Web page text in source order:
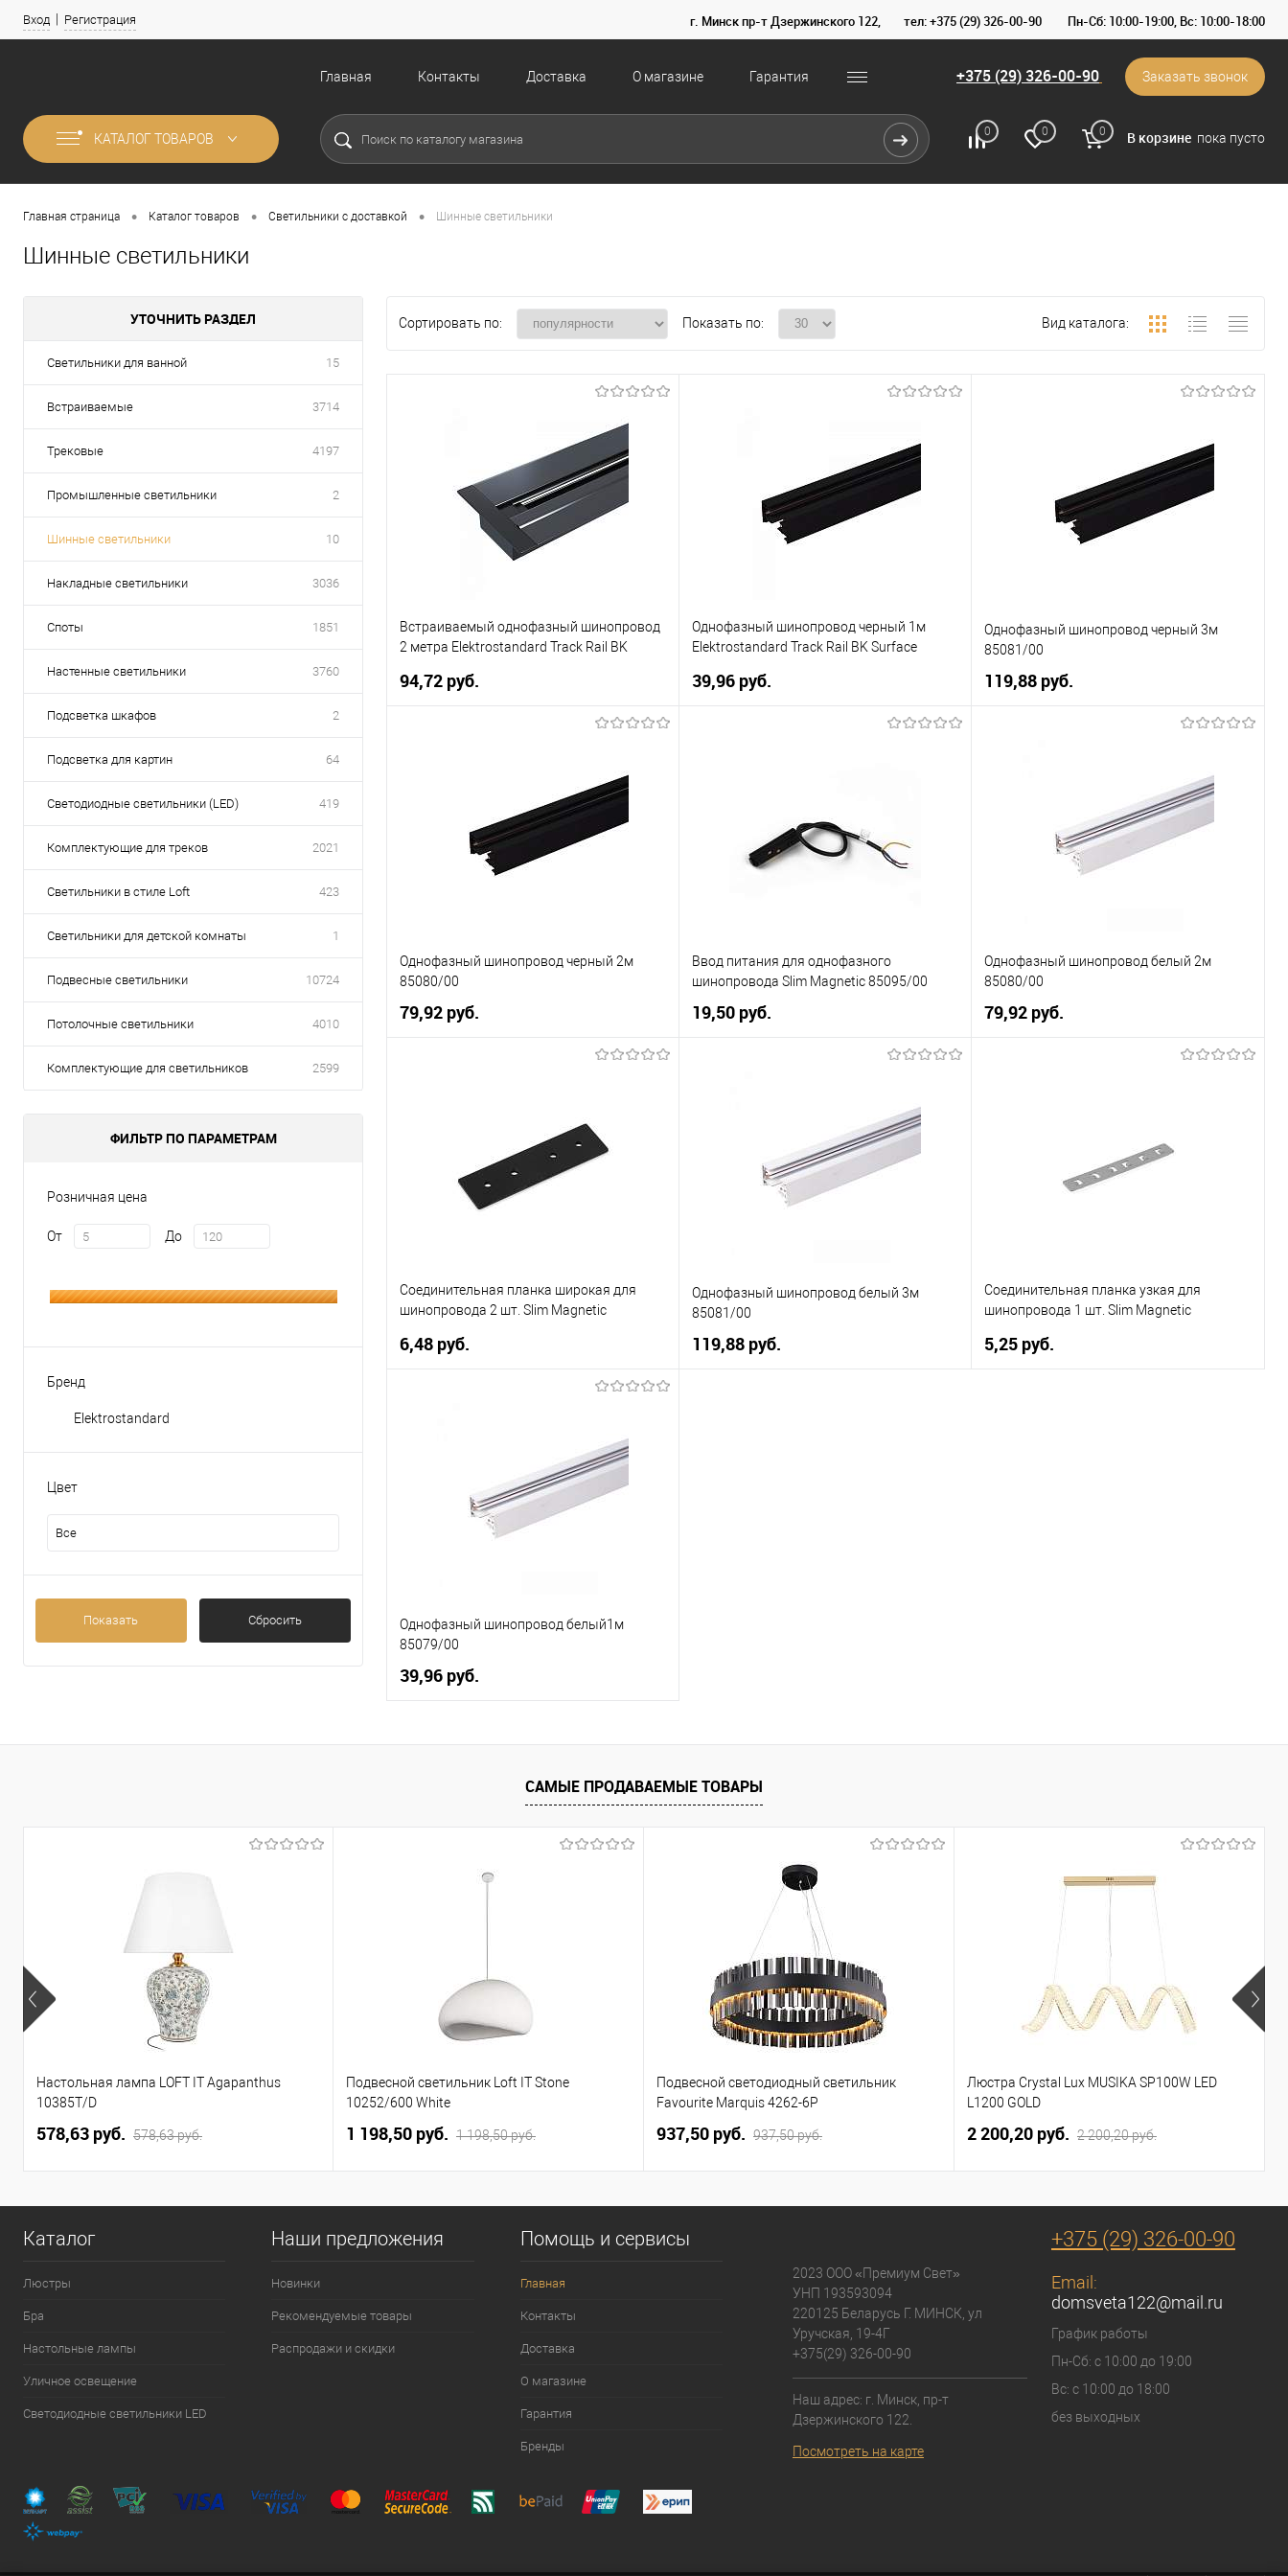
Вход Регистрация г. Минск пр-т Дзержинского 122, тел: +375 (29) 326-00-90 Пн-Сб: 10:00-19:00, Вс: 10:00-18:00
Главная Контакты Доставка О магазине Гарантия +375 (29) 326-00-90 Заказать звонок
КАТАЛОГ ТОВАРОВ 0 0 0 В корзине пока пусто
Главная страница • Каталог товаров • Светильники с доставкой • Шинные светильники
Шинные светильники
УТОЧНИТЬ РАЗДЕЛ
Светильники для ванной 15
Встраиваемые 3714
Трековые 4197
Промышленные светильники 2
Шинные светильники 10
Накладные светильники 3036
Споты 1851
Настенные светильники 3760
Подсветка шкафов 2
Подсветка для картин 64
Светодиодные светильники (LED) 419
Комплектующие для треков 2021
Светильники в стиле Loft 423
Светильники для детской комнаты 1
Подвесные светильники 10724
Потолочные светильники 4010
Комплектующие для светильников 2599
ФИЛЬТР ПО ПАРАМЕТРАМ
Розничная цена
От До
Бренд
Elektrostandard
Цвет
Все
Показать Сбросить
Сортировать по: Показать по: Вид каталога:
Встраиваемый однофазный шинопровод
2 метра Elektrostandard Track Rail BK
94,72 pуб.
К сравнению
Уточняйте
наличие у менеджера
Однофазный шинопровод черный 1м
Elektrostandard Track Rail BK Surface
39,96 pуб.
наличие у менеджера
Однофазный шинопровод черный 3м
85081/00
119,88 pуб.
К сравнению
Уточняйте
наличие у менеджера
Однофазный шинопровод черный 2м
85080/00
79,92 pуб.
Уточняйте
наличие у менеджера
Ввод питания для однофазного
шинопровода Slim Magnetic 85095/00
19,50 pуб.
К сравнению
Уточняйте
наличие у менеджера
Однофазный шинопровод белый 2м
85080/00
79,92 pуб.
Уточняйте
наличие у менеджера
Соединительная планка широкая для
шинопровода 2 шт. Slim Magnetic
6,48 pуб.
К сравнению
Уточняйте
наличие у менеджера
Однофазный шинопровод белый 3м
85081/00
119,88 pуб.
Соединительная планка узкая для
шинопровода 1 шт. Slim Magnetic
5,25 pуб.
Однофазный шинопровод белый1м
85079/00
39,96 pуб.
К сравнению
наличие у менеджера
САМЫЕ ПРОДАВАЕМЫЕ ТОВАРЫ
Настольная лампа LOFT IT Agapanthus
10385T/D
578,63 pуб. 578,63 pуб.
Подвесной светильник Loft IT Stone
10252/600 White
1 198,50 pуб. 1 198,50 pуб.
Подвесной светодиодный светильник
Favourite Marquis 4262-6P
937,50 pуб. 937,50 pуб.
Люстра Crystal Lux MUSIKA SP100W LED
L1200 GOLD
2 200,20 pуб. 2 200,20 pуб.
Каталог
Люстры
Бра
Настольные лампы
Уличное освещение
Светодиодные светильники LED
Наши предложения
Новинки
Рекомендуемые товары
Распродажи и скидки
Помощь и сервисы
Главная
Контакты
Доставка
О магазине
Гарантия
Бренды
2023 ООО «Премиум Свет»
УНП 193593094
220125 Беларусь Г. МИНСК, ул
Уручская, 19-4Г
+375(29) 326-00-90
Наш адрес: г. Минск, пр-т
Дзержинского 122.
Посмотреть на карте
+375 (29) 326-00-90
Email:
domsveta122@mail.ru
График работы
Пн-Сб: с 10:00 до 19:00
Вс: с 10:00 до 18:00
без выходных